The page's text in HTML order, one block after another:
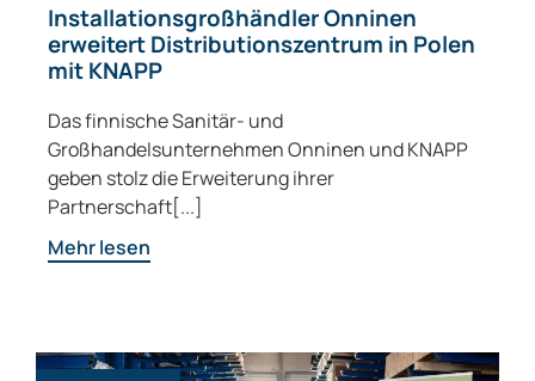
Installationsgroßhändler Onninen
erweitert Distributionszentrum in Polen
mit KNAPP
Das finnische Sanitär- und
Großhandelsunternehmen Onninen und KNAPP
geben stolz die Erweiterung ihrer
Partnerschaft[...]
Mehr lesen